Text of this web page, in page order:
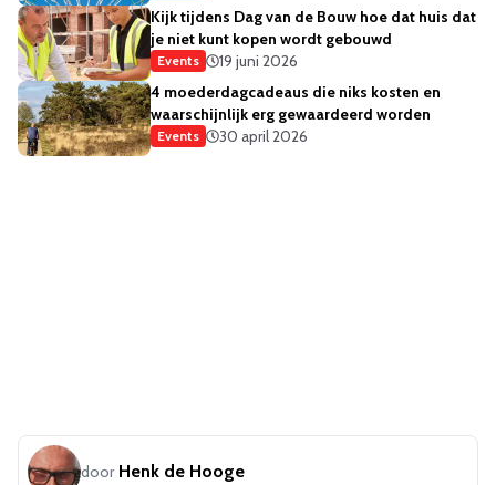
Kijk tijdens Dag van de Bouw hoe dat huis dat
je niet kunt kopen wordt gebouwd
Events
19 juni 2026
4 moederdagcadeaus die niks kosten en
waarschijnlijk erg gewaardeerd worden
Events 30 april 2026
door Henk de Hooge